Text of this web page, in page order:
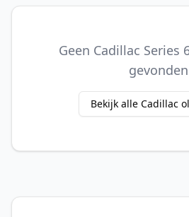
Geen Cadillac Series
gevonden
Bekijk alle Cadillac